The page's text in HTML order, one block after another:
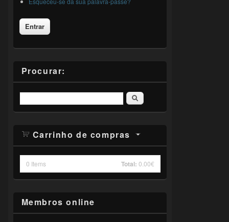
Procurar:
Pesquisar
Carrinho de compras
0 Items Total: 0.00€
Membros online